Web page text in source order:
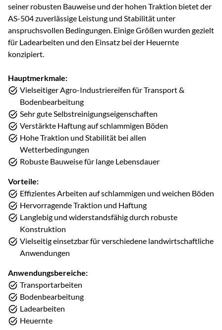
seiner robusten Bauweise und der hohen Traktion bietet der
AS-504 zuverlässige Leistung und Stabilität unter
anspruchsvollen Bedingungen. Einige Größen wurden gezielt
für Ladearbeiten und den Einsatz bei der Heuernte
konzipiert.
Hauptmerkmale:
Vielseitiger Agro-Industriereifen für Transport &
Bodenbearbeitung
Sehr gute Selbstreinigungseigenschaften
Verstärkte Haftung auf schlammigen Böden
Hohe Traktion und Stabilität bei allen
Wetterbedingungen
Robuste Bauweise für lange Lebensdauer
Vorteile:
Effizientes Arbeiten auf schlammigen und weichen Böden
Hervorragende Traktion und Haftung
Langlebig und widerstandsfähig durch robuste
Konstruktion
Vielseitig einsetzbar für verschiedene landwirtschaftliche
Anwendungen
Anwendungsbereiche:
Transportarbeiten
Bodenbearbeitung
Ladearbeiten
Heuernte